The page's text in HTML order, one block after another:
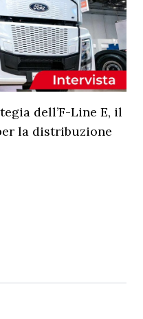
dell’F-Line E, il
la distribuzione